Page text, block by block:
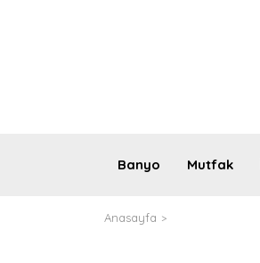
Banyo Mutfak
Anasayfa